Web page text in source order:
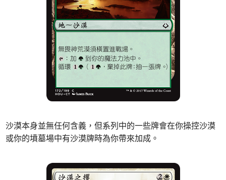
沙漠本身並無任何含義，但系列中的一些牌會在你操控沙漠
或你的墳墓場中有沙漠牌時為你帶來加成。